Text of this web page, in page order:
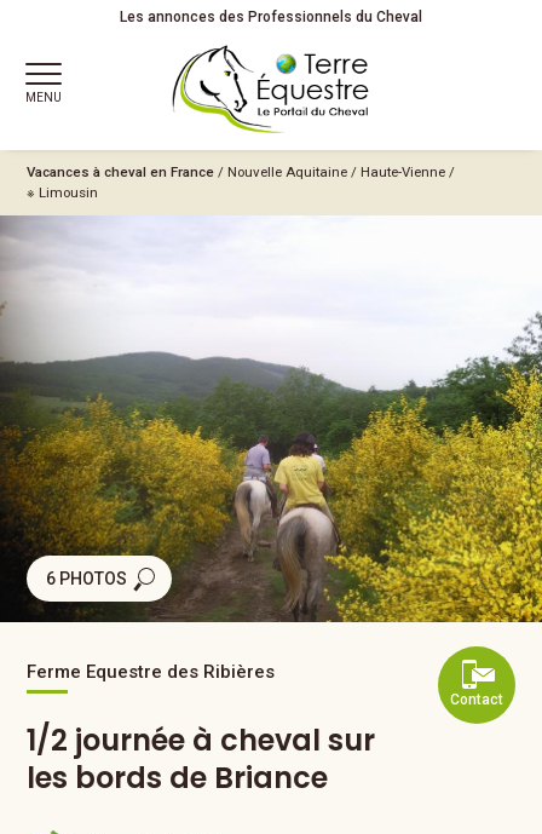
Les annonces des Professionnels du Cheval
MENU
Vacances à cheval en France / Nouvelle Aquitaine / Haute-Vienne /
※ Limousin
6 PHOTOS
Contact
Ferme Equestre des Ribières
1/2 journée à cheval sur
les bords de Briance